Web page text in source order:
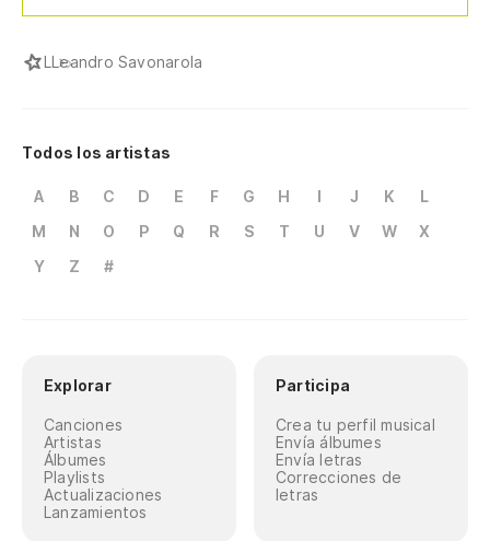
LLeandro Savonarola
Todos los artistas
A B C D E F G H I J K
L
M
N O P Q R S T U V W
X
Y
Z #
Explorar
Canciones
Artistas
Álbumes
Playlists
Actualizaciones
Lanzamientos
Participa
Crea tu perfil musical
Envía álbumes
Envía letras
Correcciones de
letras